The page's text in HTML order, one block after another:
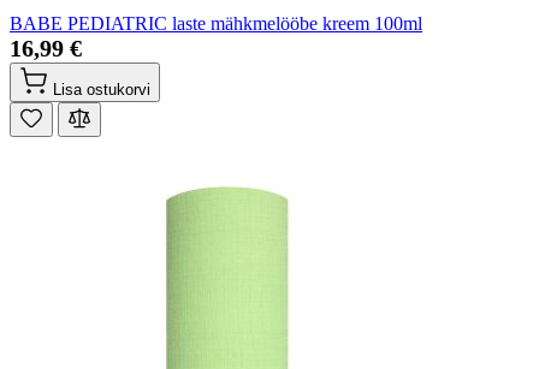
BABE PEDIATRIC laste mähkmelööbe kreem 100ml
16,99 €
Lisa ostukorvi